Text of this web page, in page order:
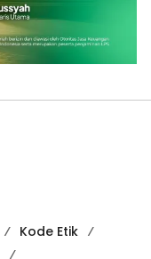
Kode Etik